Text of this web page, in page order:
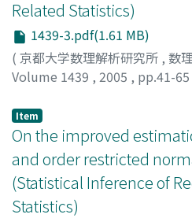
Related Statistics)
1439-3.pdf(1.61 MB)
( 京都大学数理解析研究所 , 数
Volume 1439 , 2005 , pp.41-65
Masafumi
Item
On the improved
and order restricted
(Statistical Inference of
Statistics)